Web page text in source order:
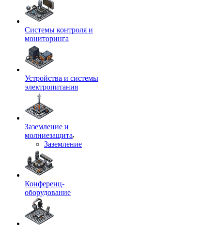
Системы контроля и
мониторинга
Устройства и системы
электропитания
Заземление и
молниезащита
Заземление
Конференц-
оборудование